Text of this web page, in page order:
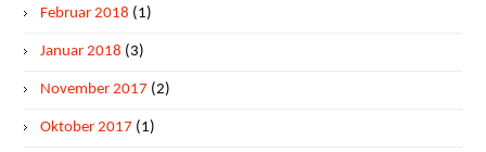
Februar 2018 (1)
Januar 2018 (3)
November 2017 (2)
Oktober 2017 (1)